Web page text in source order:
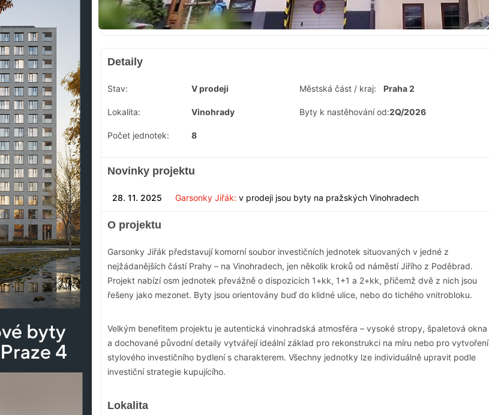
Detaily
Stav: V prodeji Městská část / kraj: Praha 2
Lokalita: Vinohrady Byty k nastěhování od:2Q/2026
Počet jednotek: 8
Novinky projektu
28. 11. 2025 Garsonky Jiřák: v prodeji jsou byty na pražských Vinohradech
O projektu
Garsonky Jiřák představují komorní soubor investičních jednotek situovaných v jedné z
nejžádanějších částí Prahy – na Vinohradech, jen několik kroků od náměstí Jiřího z Poděbrad.
Projekt nabízí osm jednotek převážně o dispozicích 1+kk, 1+1 a 2+kk, přičemž dvě z nich jsou
řešeny jako mezonet. Byty jsou orientovány buď do klidné ulice, nebo do tichého vnitrobloku.
Velkým benefitem projektu je autentická vinohradská atmosféra – vysoké stropy, špaletová okna
a dochované původní detaily vytvářejí ideální základ pro rekonstrukci na míru nebo pro vytvoření
stylového investičního bydlení s charakterem. Všechny jednotky lze individuálně upravit podle
investiční strategie kupujícího.
Lokalita